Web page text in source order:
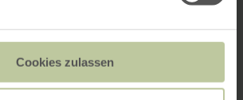
Cookies zulassen